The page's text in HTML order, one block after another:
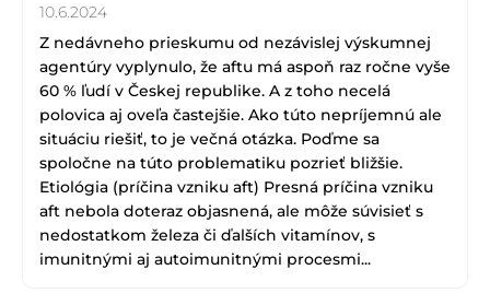
10.6.2024
Z nedávneho prieskumu od nezávislej výskumnej
agentúry vyplynulo, že aftu má aspoň raz ročne vyše
60 % ľudí v Českej republike. A z toho necelá
polovica aj oveľa častejšie. Ako túto nepríjemnú ale
situáciu riešiť, to je večná otázka. Poďme sa
spoločne na túto problematiku pozrieť bližšie.
Etiológia (príčina vzniku aft) Presná príčina vzniku
aft nebola doteraz objasnená, ale môže súvisieť s
nedostatkom železa či ďalších vitamínov, s
imunitnými aj autoimunitnými procesmi...